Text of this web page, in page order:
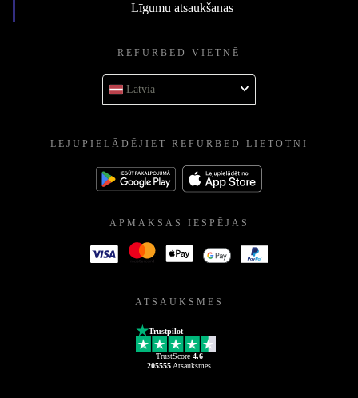
Līgumu atsaukšanas
REFURBED VIETNĒ
Latvia
LEJUPIELĀDĒJIET REFURBED LIETOTNI
APMAKSAS IESPĒJAS
ATSAUKSMES
Trustpilot
TrustScore 4.6
205555 Atsauksmes